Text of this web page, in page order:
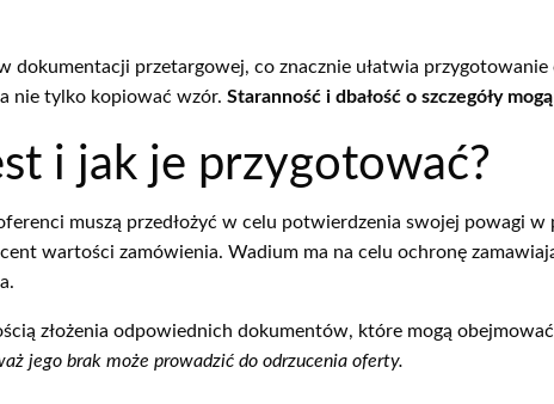
dokumentacji przetargowej, co znacznie ułatwia
nie tylko kopiować wzór. Staranność i dbałość o szczegóły
i jak je przygotować?
muszą przedłożyć w celu potwierdzenia swojej powagi
wartości zamówienia. Wadium ma na celu ochronę
złożenia odpowiednich dokumentów, które mogą
jego brak może prowadzić do odrzucenia oferty.